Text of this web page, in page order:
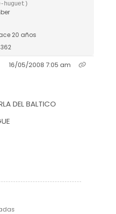
huguet)
20 años
16/05/2008 7:05 am
DEL BALTICO